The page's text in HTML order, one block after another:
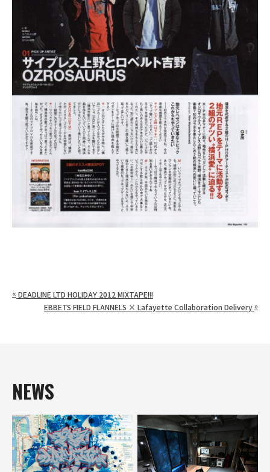
« DEADLINE LTD HOLIDAY 2012 MIXTAPE!!!
EBBETS FIELD FLANNELS × Lafayette Collaboration Delivery»
NEWS